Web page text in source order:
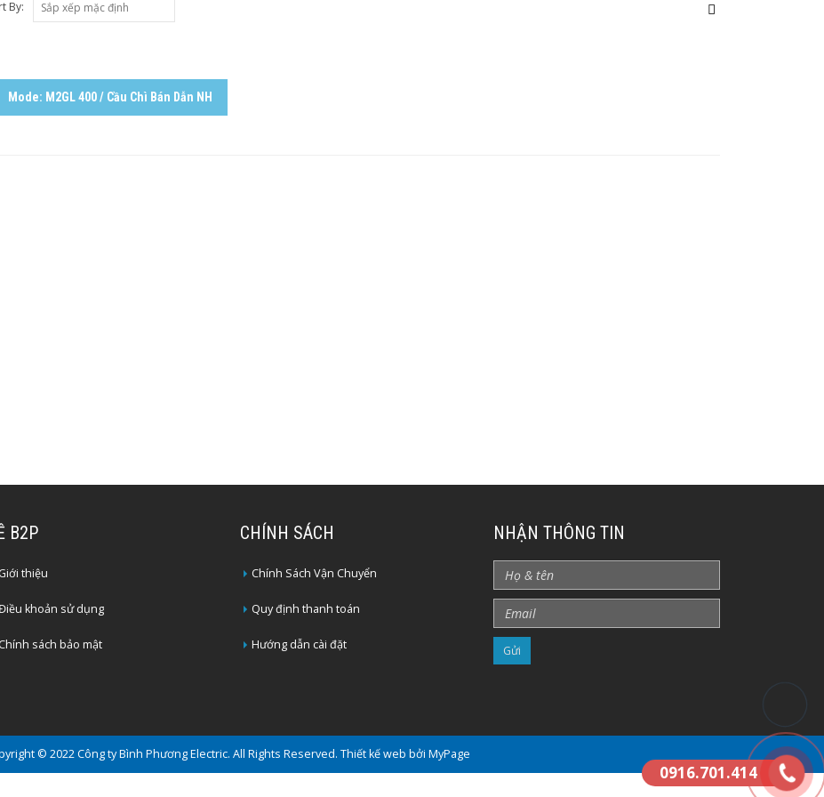
By:
Mode: M2GL 400 / Cầu Chì Bán Dẫn NH
B2P
Giới thiệu
khoản sử dụng
Chính sách bảo mật
CHÍNH SÁCH
Chính Sách Vận Chuyển
Quy định thanh toán
Hướng dẫn cài đặt
NHẬN THÔNG TIN
© 2022 Công ty Bình Phương Electric. All Rights Reserved. Thiết kế web bởi MyPage
0916.701.414